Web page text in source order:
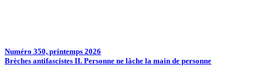
Numéro 350, printemps 2026
Brèches antifascistes II. Personne ne lâche la main de personne